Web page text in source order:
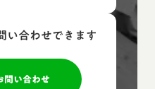
い合わせできます
問い合わせ